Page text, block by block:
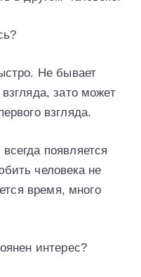
Не бывает
зато может
взгляда.
появляется
человека не
время, много
интерес?